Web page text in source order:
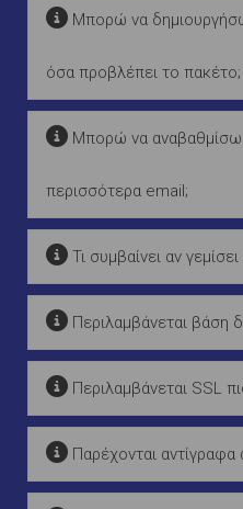
Μπορώ να
όσα προβλέπει το πακέτο;
Μπορώ να αναβαθμίσω
περισσότερα email;
Τι συμβαίνει αν
Περιλαμβάνεται
Περιλαμβάνεται SSL
Παρέχονται